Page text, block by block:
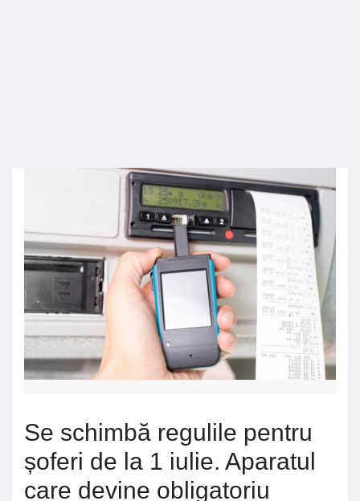
Se schimbă regulile pentru
șoferi de la 1 iulie. Aparatul
care devine obligatoriu